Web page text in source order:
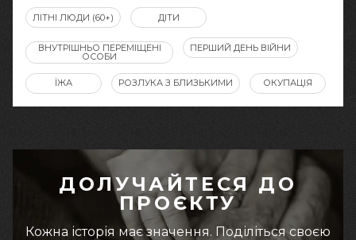
ЛІТНІ ЛЮДИ (60+) ДІТИ
ВНУТРІШНЬО ПЕРЕМІЩЕНІ
ОСОБИ
ПЕРШИЙ ДЕНЬ ВІЙНИ
ЇЖА РОЗЛУКА З БЛИЗЬКИМИ ОКУПАЦІЯ
ДОЛУЧАЙТЕСЯ ДО
ПРОЄКТУ
Кожна історія має значення. Поділіться своєю